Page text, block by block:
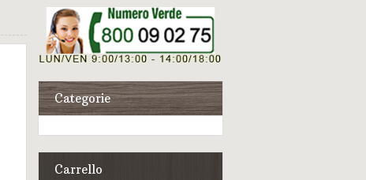
Categorie
Carrello